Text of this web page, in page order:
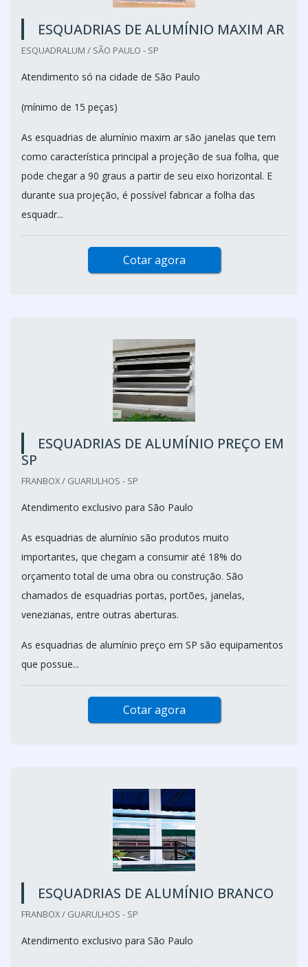
ESQUADRIAS DE ALUMÍNIO MAXIM AR
ESQUADRALUM / SÃO PAULO - SP
Atendimento só na cidade de São Paulo
(mínimo de 15 peças)
As esquadrias de alumínio maxim ar são janelas que tem
como característica principal a projeção de sua folha, que
pode chegar a 90 graus a partir de seu eixo horizontal. E
durante sua projeção, é possível fabricar a folha das
esquadr...
Cotar agora
ESQUADRIAS DE ALUMÍNIO PREÇO EM
SP
FRANBOX / GUARULHOS - SP
Atendimento exclusivo para São Paulo
As esquadrias de alumínio são produtos muito
importantes, que chegam a consumir até 18% do
orçamento total de uma obra ou construção. São
chamados de esquadrias portas, portões, janelas,
venezianas, entre outras aberturas.
As esquadrias de alumínio preço em SP são equipamentos
que possue...
Cotar agora
ESQUADRIAS DE ALUMÍNIO BRANCO
FRANBOX / GUARULHOS - SP
Atendimento exclusivo para São Paulo